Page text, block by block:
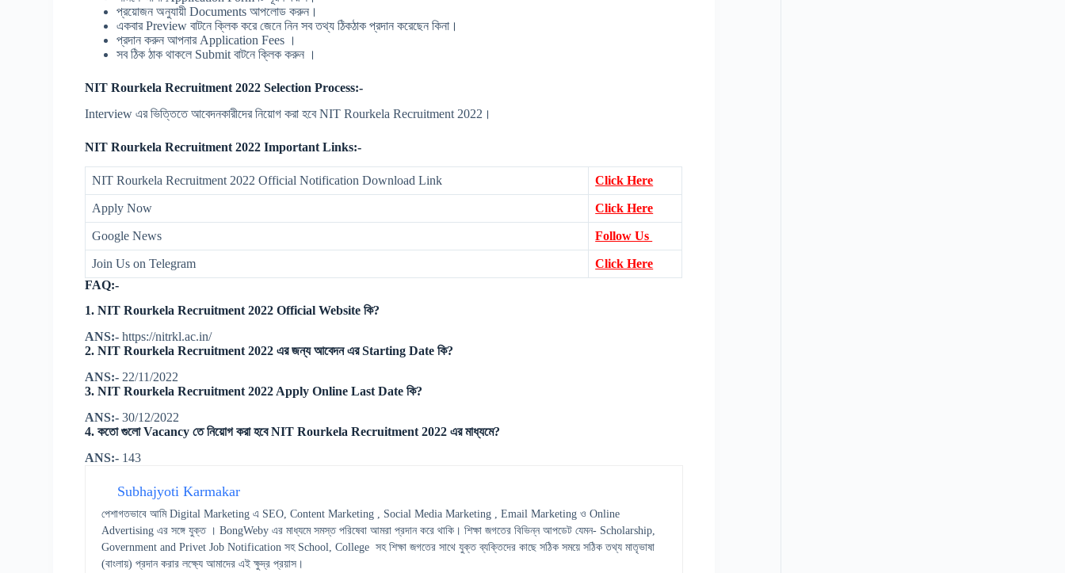
প্রয়োজন অনুযায়ী Documents আপলোড করুন।
একবার Preview বাটনে ক্লিক করে জেনে নিন সব তথ্য ঠিকঠাক প্রদান করেছেন কিনা।
প্রদান করুন আপনার Application Fees ।
সব ঠিক ঠাক থাকলে Submit বাটনে ক্লিক করুন ।
NIT Rourkela Recruitment 2022 Selection Process:-
Interview এর ভিত্তিতে আবেদনকারীদের নিয়োগ করা হবে NIT Rourkela Recruitment 2022।
NIT Rourkela Recruitment 2022 Important Links:-
NIT Rourkela Recruitment 2022 Official Notification Download Link Click Here
Apply Now Click Here
Google News Follow Us
Join Us on Telegram
Click Here
FAQ:-
1. NIT Rourkela Recruitment 2022 Official Website কি?
ANS:-https://nitrkl.ac.in/
2. NIT Rourkela Recruitment 2022 এর জন্য আবেদন এর Starting Date কি?
ANS:- 22/11/2022
3. NIT Rourkela Recruitment 2022 Apply Online Last Date কি?
ANS:-30/12/2022
4. কতো গুলো Vacancy তে নিয়োগ করা হবে NIT Rourkela Recruitment 2022 এর মাধ্যমে?
ANS:- 143
Subhajyoti Karmakar
পেশাগতভাবে আমি Digital Marketing এ SEO, Content Marketing , Social Media Marketing , Email Marketing ও Online
Advertising এর সঙ্গে যুক্ত । BongWeby এর মাধ্যমে সমস্ত পরিষেবা আমরা প্রদান করে থাকি। শিক্ষা জগতের বিভিন্ন আপডেট যেমন- Scholarship,
Government and Privet Job Notification সহ School, College সহ শিক্ষা জগতের সাথে যুক্ত ব্যক্তিদের কাছে সঠিক সময়ে সঠিক তথ্য মাতৃভাষা
(বাংলায়) প্রদান করার লক্ষ্যে আমাদের এই ক্ষুদ্র প্রয়াস।